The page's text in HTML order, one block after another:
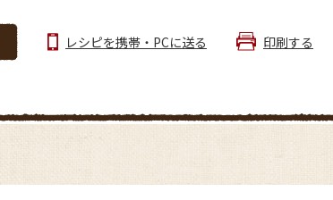
レシピを携帯・PCに送る 印刷する